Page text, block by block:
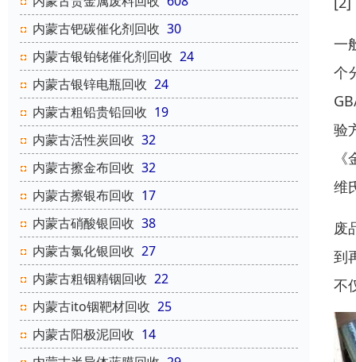
内蒙古钯碳催化剂回收 30
内蒙古银铂铑催化剂回收 24
内蒙古银锌电瓶回收 24
内蒙古粗铅贵铅回收 19
内蒙古活性炭回收 32
内蒙古擦金布回收 32
内蒙古擦银布回收 17
内蒙古硝酸银回收 38
内蒙古氯化银回收 27
内蒙古粗铟精铟回收 22
内蒙古ito铟靶材回收 25
内蒙古阳极泥回收 14
一
个
验
维
废
到
不